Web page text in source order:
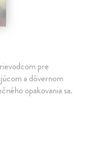
pre
a dôvernom
opakovania sa.